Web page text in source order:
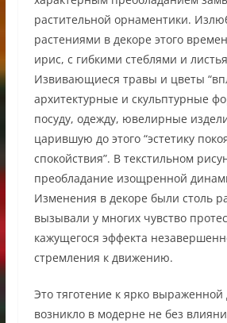
растительной орнаментики.
растениями в декоре этого
ирис, с гибкими стеблями и
Извивающиеся травы и цветы
архитектурные и скульптурные
посуду, одежду, ювелирные
царившую до этого “эстетику
спокойствия”. В текстильном
преобладание изощренной
Изменения в декоре были столь
вызывали у многих чувство
кажущегося эффекта
стремления к движению.
Это тяготение к ярко выраженной
возникло в модерне не без